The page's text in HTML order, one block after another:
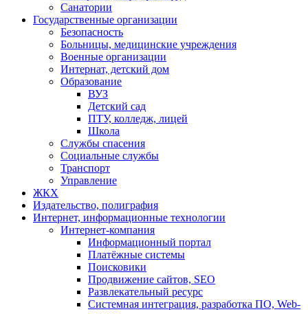
Санатории
Государственные организации
Безопасность
Больницы, медицинские учреждения
Военные организации
Интернат, детский дом
Образование
ВУЗ
Детский сад
ПТУ, колледж, лицей
Школа
Службы спасения
Социальные службы
Транспорт
Управление
ЖКХ
Издательство, полиграфия
Интернет, информационные технологии
Интернет-компания
Информационный портал
Платёжные системы
Поисковики
Продвижение сайтов, SEO
Развлекательный ресурс
Системная интеграция, разработка ПО, Web-